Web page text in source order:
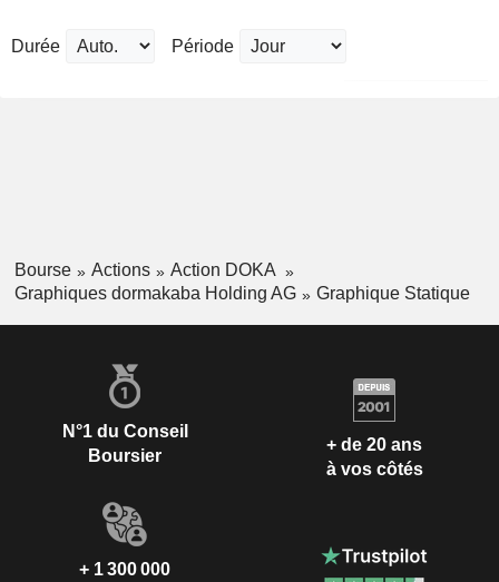
Durée Période
Bourse Actions
Action DOKA
Graphiques dormakaba Holding AG
Graphique Statique
N°1 du Conseil
Boursier
+ de 20 ans
à vos côtés
+ 1 300 000